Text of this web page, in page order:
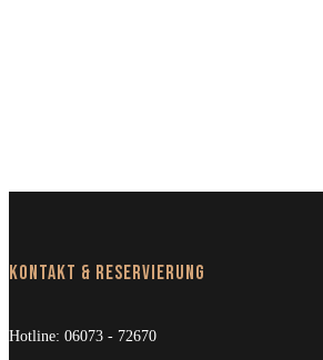
Kontakt & Reservierung
Hotline: 06073 - 72670